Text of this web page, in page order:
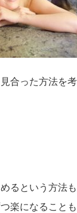
合った方法を考
るという方法も
楽になることも